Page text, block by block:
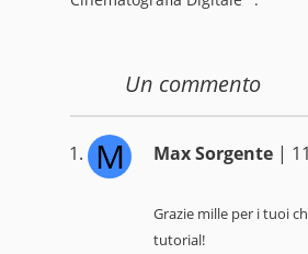
Un commento
M Max Sorgente |
Grazie mille per i tuoi
tutorial!